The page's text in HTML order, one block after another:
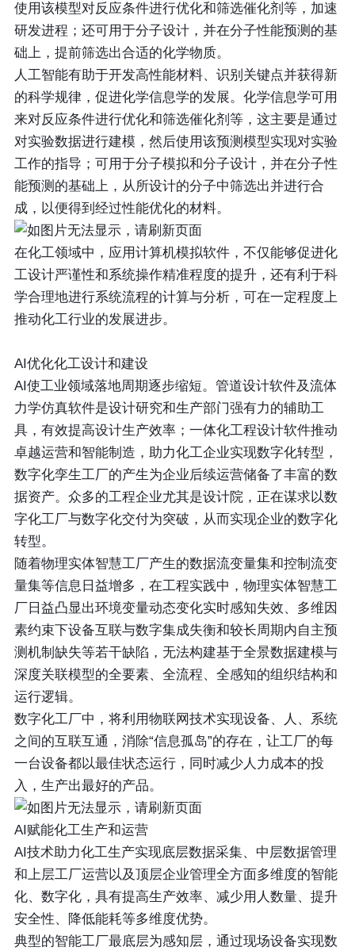
使用该模型对反应条件进行优化和筛选催化剂等，加速
研发进程；还可用于分子设计，并在分子性能预测的基
础上，提前筛选出合适的化学物质。
人工智能有助于开发高性能材料、识别关键点并获得新
的科学规律，促进化学信息学的发展。化学信息学可用
来对反应条件进行优化和筛选催化剂等，这主要是通过
对实验数据进行建模，然后使用该预测模型实现对实验
工作的指导；可用于分子模拟和分子设计，并在分子性
能预测的基础上，从所设计的分子中筛选出并进行合
成，以便得到经过性能优化的材料。
在化工领域中，应用计算机模拟软件，不仅能够促进化
工设计严谨性和系统操作精准程度的提升，还有利于科
学合理地进行系统流程的计算与分析，可在一定程度上
推动化工行业的发展进步。
AI优化化工设计和建设
AI使工业领域落地周期逐步缩短。管道设计软件及流体
力学仿真软件是设计研究和生产部门强有力的辅助工
具，有效提高设计生产效率；一体化工程设计软件推动
卓越运营和智能制造，助力化工企业实现数字化转型，
数字化孪生工厂的产生为企业后续运营储备了丰富的数
据资产。众多的工程企业尤其是设计院，正在谋求以数
字化工厂与数字化交付为突破，从而实现企业的数字化
转型。
随着物理实体智慧工厂产生的数据流变量集和控制流变
量集等信息日益增多，在工程实践中，物理实体智慧工
厂日益凸显出环境变量动态变化实时感知失效、多维因
素约束下设备互联与数字集成失衡和较长周期内自主预
测机制缺失等若干缺陷，无法构建基于全景数据建模与
深度关联模型的全要素、全流程、全感知的组织结构和
运行逻辑。
数字化工厂中，将利用物联网技术实现设备、人、系统
之间的互联互通，消除“信息孤岛”的存在，让工厂的每
一台设备都以最佳状态运行，同时减少人力成本的投
入，生产出最好的产品。
AI赋能化工生产和运营
AI技术助力化工生产实现底层数据采集、中层数据管理
和上层工厂运营以及顶层企业管理全方面多维度的智能
化、数字化，具有提高生产效率、减少用人数量、提升
安全性、降低能耗等多维度优势。
典型的智能工厂最底层为感知层，通过现场设备实现数